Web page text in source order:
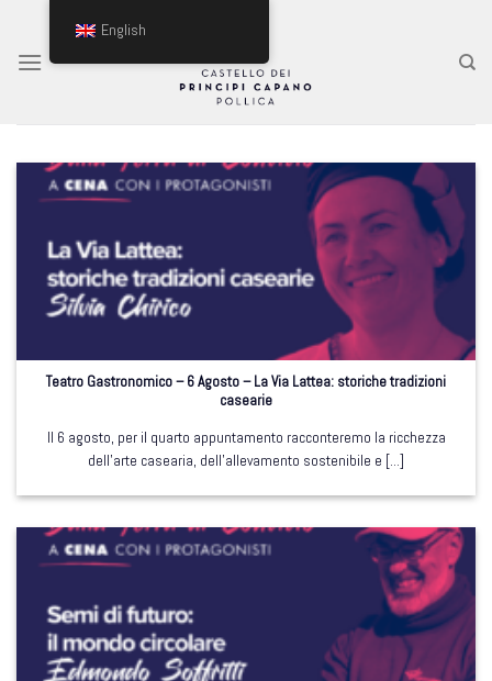
content
Teatro Gastronomico – 6 Agosto – La Via Lattea: storiche tradizioni
casearie
Il 6 agosto, per il quarto appuntamento racconteremo la ricchezza
dell’arte casearia, dell’allevamento sostenibile e [...]
English